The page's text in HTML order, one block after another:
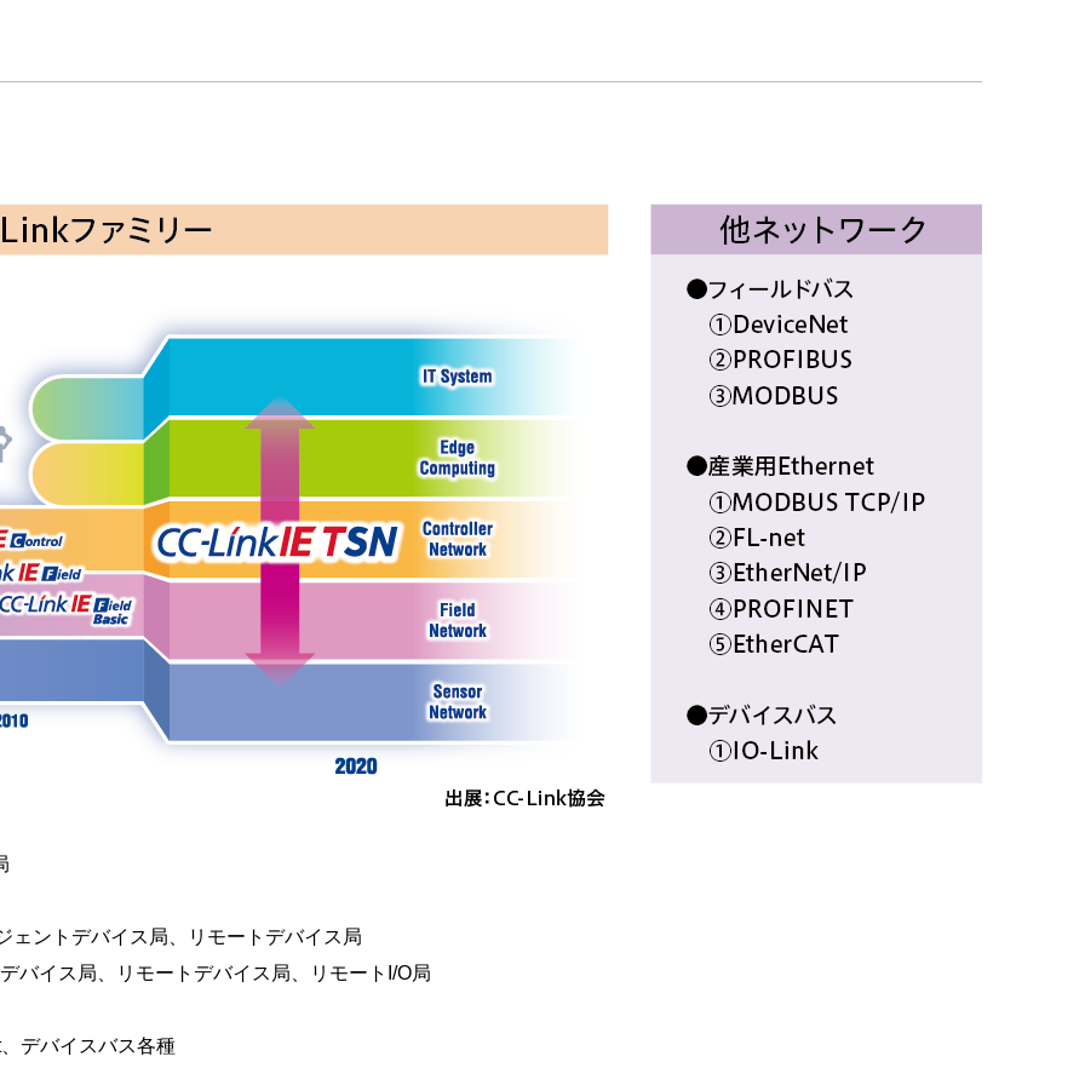
ェントデバイス局、リモートデバイス局
バイス局、リモートデバイス局、リモートI/O局
デバイスバス各種